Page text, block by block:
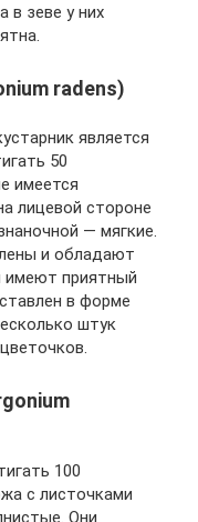
в зеве у них
radens)
является
50
имеется
лицевой стороне
― мягкие.
и обладают
имеют приятный
в форме
штук
100
с листочками
Они